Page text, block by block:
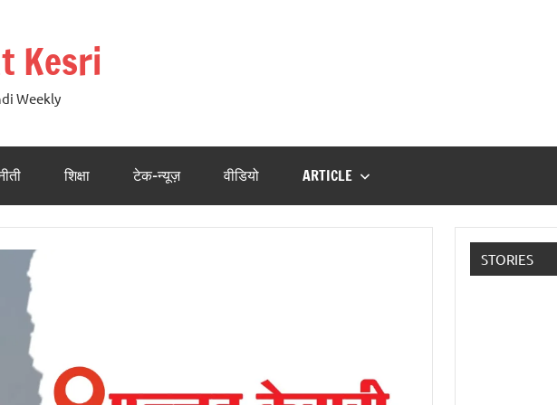
Kesri
Weekly
शिक्षा टेक-न्यूज़ वीडियो ARTICLE
STORIES